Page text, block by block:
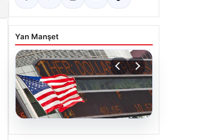
Yan Manşet
08.08.2026